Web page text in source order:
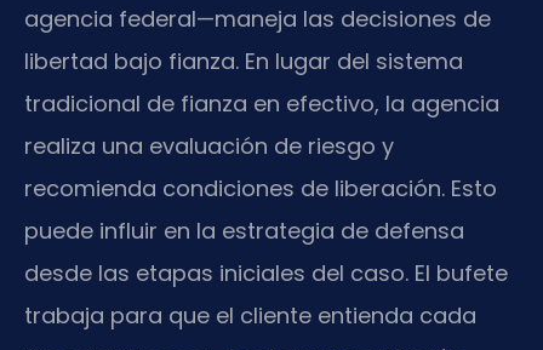
agencia federal—maneja las decisiones de
libertad bajo fianza. En lugar del sistema
tradicional de fianza en efectivo, la agencia
realiza una evaluación de riesgo y
recomienda condiciones de liberación. Esto
puede influir en la estrategia de defensa
desde las etapas iniciales del caso. El bufete
trabaja para que el cliente entienda cada